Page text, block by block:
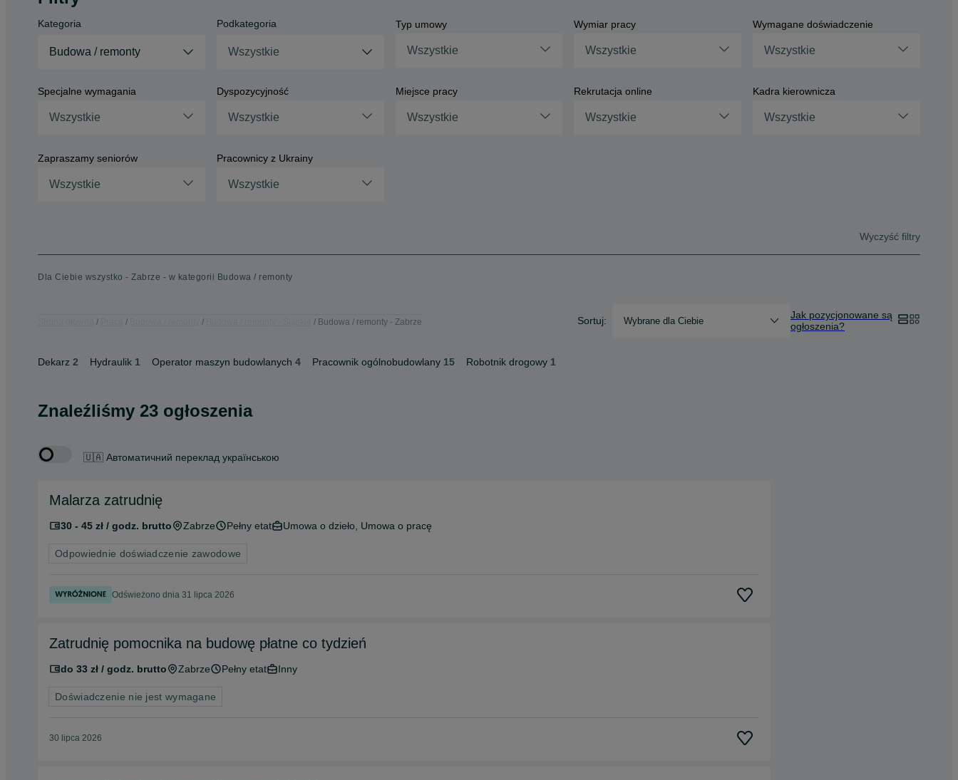
Kategoria
Budowa / remonty
Podkategoria
Wszystkie
Typ umowy
Wszystkie
Wymiar pracy
Wszystkie
Wymagane doświadczenie
Wszystkie
Specjalne wymagania
Wszystkie
Dyspozycyjność
Wszystkie
Miejsce pracy
Wszystkie
Rekrutacja online
Wszystkie
Kadra kierownicza
Wszystkie
Zapraszamy seniorów
Wszystkie
Pracownicy z Ukrainy
Wszystkie
Wyczyść filtry
Dla Ciebie wszystko - Zabrze - w kategorii Budowa / remonty
Budowa / remonty - Zabrze Sortuj: Wybrane dla Ciebie
Jak pozycjonowane są
ogłoszenia?
Dekarz 2 Hydraulik 1 Operator maszyn budowlanych 4 Pracownik ogólnobudowlany 15 Robotnik drogowy 1
Znaleźliśmy 23 ogłoszenia
🇺🇦 Автоматичний переклад українською
Malarza zatrudnię
30 - 45 zł / godz. brutto Zabrze Pełny etat Umowa o dzieło, Umowa o pracę
Odpowiednie doświadczenie zawodowe
Odświeżono dnia 31 lipca 2026
Zatrudnię pomocnika na budowę płatne co tydzień
do 33 zł / godz. brutto Zabrze Pełny etat Inny
Doświadczenie nie jest wymagane
30 lipca 2026